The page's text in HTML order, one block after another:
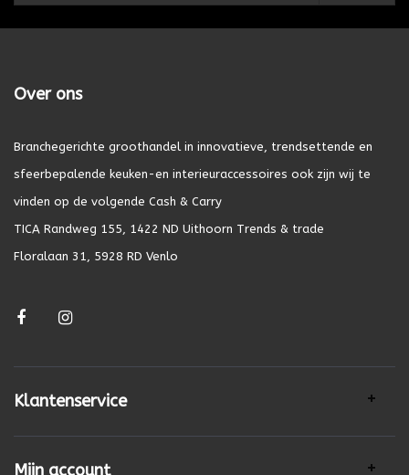
Over ons
Branchegerichte groothandel in innovatieve, trendsettende en
sfeerbepalende keuken-en interieuraccessoires ook zijn wij te
vinden op de volgende Cash & Carry
TICA Randweg 155, 1422 ND Uithoorn Trends & trade
Floralaan 31, 5928 RD Venlo
Klantenservice
Mijn account